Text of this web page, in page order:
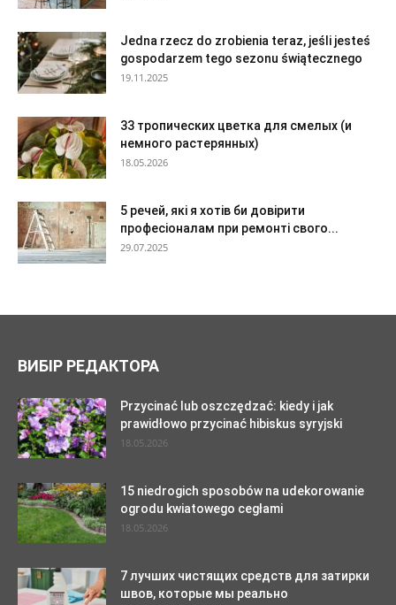
Jedna rzecz do zrobienia teraz, jeśli jesteś
gospodarzem tego sezonu świątecznego
19.11.2025
33 тропических цветка для смелых (и
немного растерянных)
18.05.2026
5 речей, які я хотів би довірити
професіоналам при ремонті свого...
29.07.2025
ВИБІР РЕДАКТОРА
Przycinać lub oszczędzać: kiedy i jak
prawidłowo przycinać hibiskus syryjski
18.05.2026
15 niedrogich sposobów na udekorowanie
ogrodu kwiatowego cegłami
18.05.2026
7 лучших чистящих средств для затирки
швов, которые мы реально